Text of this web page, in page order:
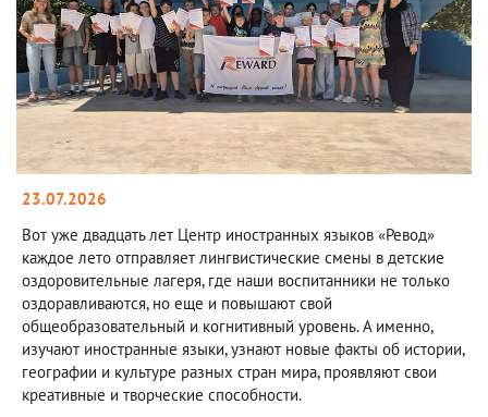
23.07.2026
Вот уже двадцать лет Центр иностранных языков «Ревод»
каждое лето отправляет лингвистические смены в детские
оздоровительные лагеря, где наши воспитанники не только
оздоравливаются, но еще и повышают свой
общеобразовательный и когнитивный уровень. А именно,
изучают иностранные языки, узнают новые факты об истории,
географии и культуре разных стран мира, проявляют свои
креативные и творческие способности.